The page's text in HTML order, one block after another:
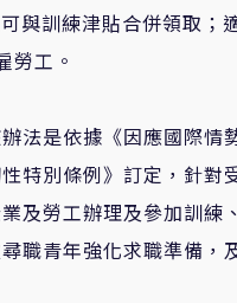
與訓練津貼合併領取 ；
勞工 。
法是依據 《因應國際情
特別條例》 訂定，針對
及勞工辦理及參加訓練
職青年強化求職準備，